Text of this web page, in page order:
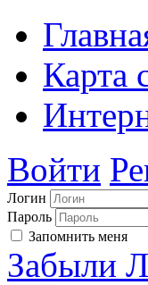
Карта
Войти
Логин
Пароль
Запомнить меня
Забыли